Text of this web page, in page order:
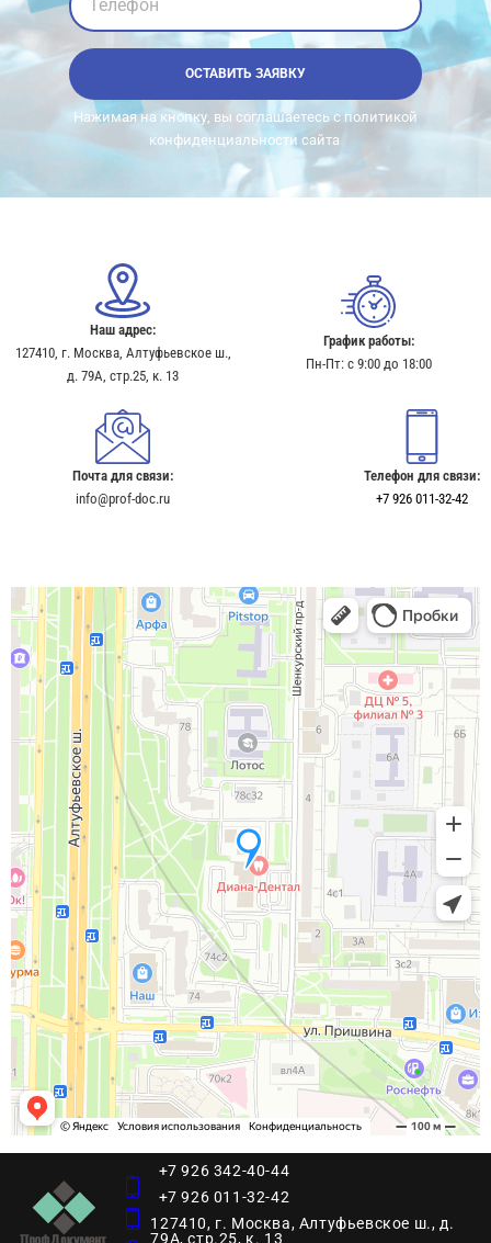
ОСТАВИТЬ ЗАЯВКУ
Нажимая на кнопку, вы соглашаетесь с политикой
конфиденциальности сайта
Наш адрес:
127410, г. Москва, Алтуфьевское ш.,
д. 79А, стр.25, к. 13​
График работы:
Пн-Пт: с 9:00 до 18:00
Почта для связи:
info@prof-doc.ru
Телефон для связи:
+7 926 011-32-42
+7 926 342-40-44
+7 926 011-32-42
127410, г. Москва, Алтуфьевское ш., д.
79А, стр.25, к. 13​